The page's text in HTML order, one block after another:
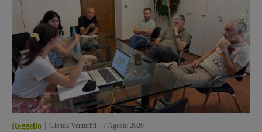
Reggello Glenda Venturini 7 Agosto 2026